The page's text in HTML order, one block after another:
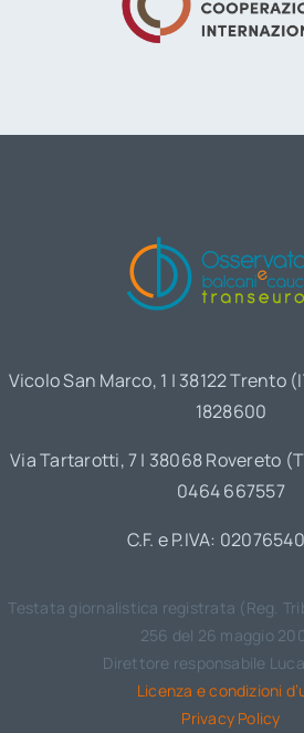
Vicolo San Marco, 1 | 38122 Trento
1828600
Via Tartarotti, 7 | 38068 Rovereto
0464 667557
C.F. e P.IVA:
Testata giornalistica registrata (Reg.
256 del 26 maggio
Direttore responsabile
Licenza e condizioni
Privacy Policy